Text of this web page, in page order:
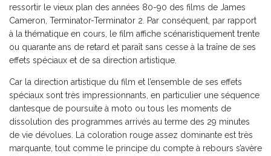
ressortir le vieux plan des années 80-90 des films de James
Cameron, Terminator-Terminator 2. Par conséquent, par rapport
à la thématique en cours, le film affiche scénaristiquement trente
ou quarante ans de retard et paraît sans cesse à la traîne de ses
effets spéciaux et de sa direction artistique.
Car la direction artistique du film et l’ensemble de ses effets
spéciaux sont très impressionnants, en particulier une séquence
dantesque de poursuite à moto ou tous les moments de
dissolution des programmes arrivés au terme des 29 minutes
de vie dévolues. La coloration rouge assez dominante est très
marquante, tout comme le principe du compte à rebours s’avère